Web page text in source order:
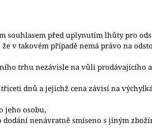
souhlasem před uplynutím lhůty pro
v takovém případě nemá právo na
trhu nezávisle na vůli
dnů a jejichž cena závisí na
jeho osobu,
nenávratně smíseno s jiným